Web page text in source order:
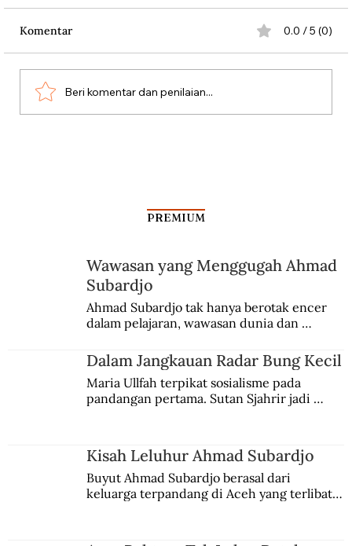
Komentar 0.0 / 5 (0)
Beri komentar dan penilaian...
PREMIUM
Wawasan yang Menggugah Ahmad
Subardjo
Ahmad Subardjo tak hanya berotak encer
dalam pelajaran, wawasan dunia dan
Jules Verne, Multatuli, hingga Sun Yat-sen.
Dalam Jangkauan Radar Bung Kecil
Maria Ullfah terpikat sosialisme pada
pandangan pertama. Sutan Sjahrir jadi
Kisah Leluhur Ahmad Subardjo
Buyut Ahmad Subardjo berasal dari
keluarga terpandang di Aceh yang terlibat
agama Islam. Anaknya mengikuti jejaknya.